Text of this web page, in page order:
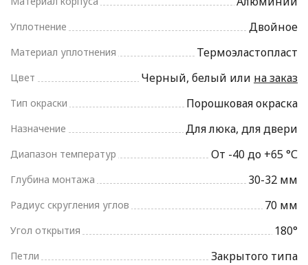
Уплотнение Двойное
Материал уплотнения Термоэластопласт
Цвет Черный, белый или на заказ
Тип окраски Порошковая окраска
Назначение Для люка, для двери
Диапазон температур От -40 до +65 °С
Глубина монтажа 30-32 мм
Радиус скругления углов 70 мм
Угол открытия 180°
Петли Закрытого типа